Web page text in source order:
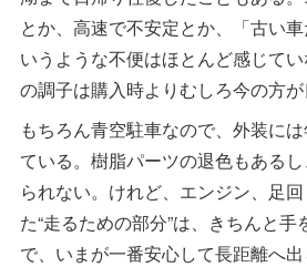
とか、高速で不安定とか、「古い
いうような不便はほとんど感じて
の調子は購入時よりむしろ今の方が
もちろん青空駐車なので、外装に
ている。樹脂パーツの退色もある
られない。けれど、エンジン、足
た“走るための部分”は、きちんと
で、いまが一番安心して長距離へ